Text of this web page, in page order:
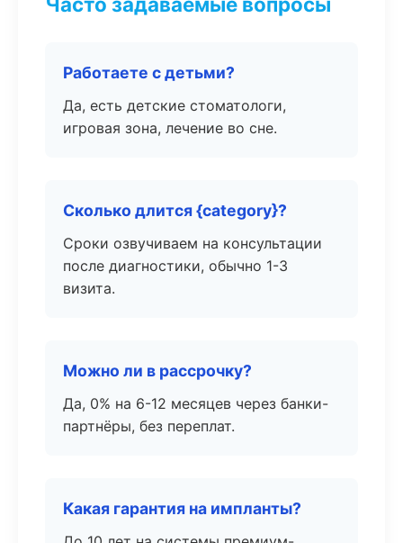
Работаете с детьми?
Да, есть детские стоматологи,
игровая зона, лечение во сне.
Сколько длится {category}?
Сроки озвучиваем на консультации
после диагностики, обычно 1-3
визита.
Можно ли в рассрочку?
Да, 0% на 6-12 месяцев через банки-
партнёры, без переплат.
Какая гарантия на импланты?